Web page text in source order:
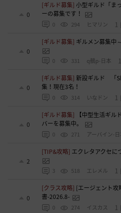
0
[ギルド募集]小型ギルド「ま
ーの募集です！
0 294 ヒマリン 1
0
[ギルド募集] ギルメン募集中
0 331 q鵺p-日本
0
[ギルド募集]新設ギルド 「
集！現在3名！
0 314 いなドン 1
0
[ギルド募集]
【中型生活ギ
バーを募集中。
0 271 アーバイン-
2
[TIP&攻略] エクレタアクセ
3 518 エレメル 1
0
[クラス攻略] [エージェント攻
書-2026.8-
0 274 イスカス 1